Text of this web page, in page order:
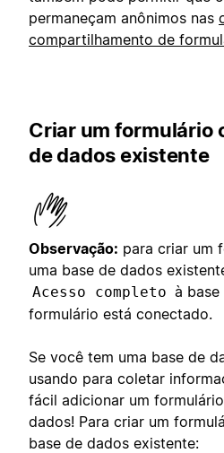
permaneçam anônimos nas
compartilhamento de
Criar um formulário
de dados existente
Observação: para criar um
uma base de dados
Acesso completo à
formulário está conectado.
Se você tem uma base de
usando para coletar
fácil adicionar um
dados! Para criar um
base de dados existente: